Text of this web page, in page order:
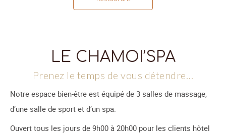
LE CHAMOI’SPA
Prenez le temps de vous détendre…
Notre espace bien-être est équipé de 3 salles de massage,
d’une salle de sport et d’un spa.
Ouvert tous les jours de 9h00 à 20h00 pour les clients hôtel